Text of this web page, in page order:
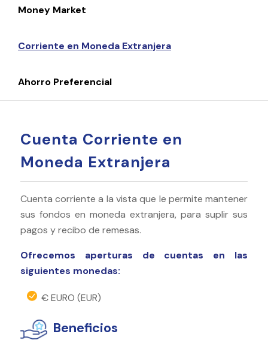
Money Market
Corriente en Moneda Extranjera
Ahorro Preferencial
Cuenta Corriente en
Moneda Extranjera
Cuenta corriente a la vista que le permite mantener
sus fondos en moneda extranjera, para suplir sus
pagos y recibo de remesas.
Ofrecemos aperturas de cuentas en las
siguientes monedas:
€ EURO (EUR)
Beneficios